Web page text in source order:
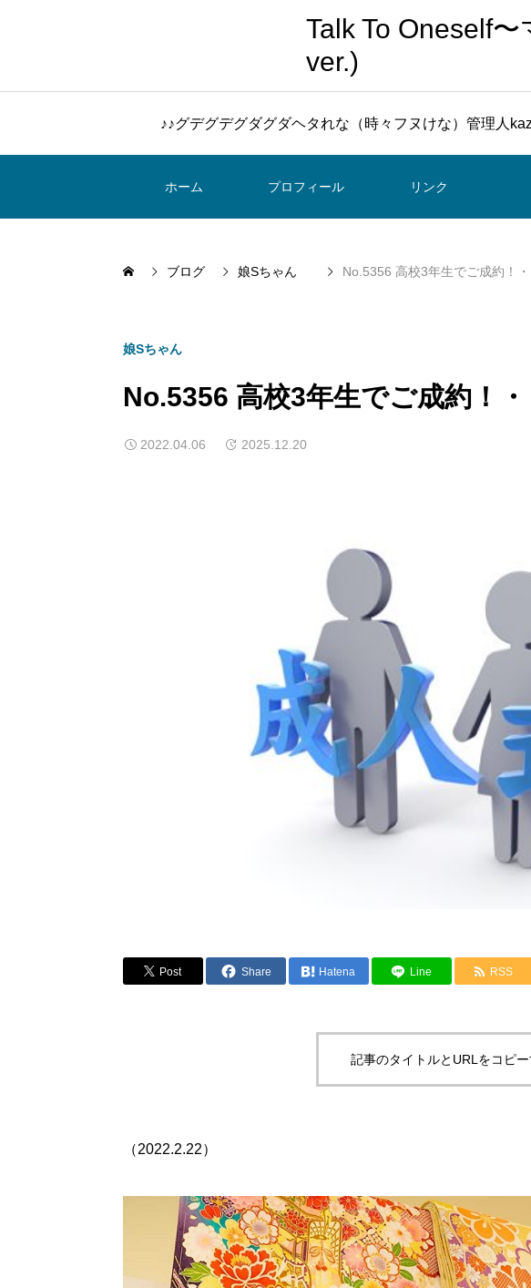
Talk To Oneself
ver.)
♪♪グデグデグダグダヘタれな（時々フヌけな）管理人
ホーム プロフィール リンク
ブログ 娘Sちゃん No.5356 高校3年生でご成約！
娘Sちゃん
No.5356 高校3年生でご成約！
2022.04.06 2025.12.20
Post Share Hatena Line RSS
記事のタイトルとURLをコピ
（2022.2.22）